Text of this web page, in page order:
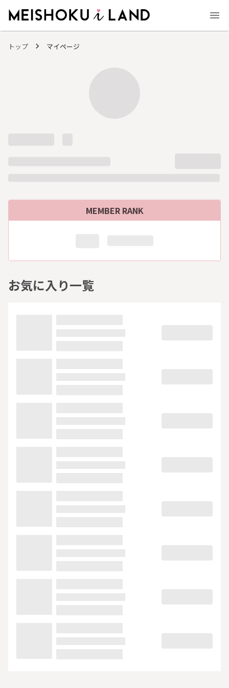
トップ マイページ
MEMBER RANK
お気に入り一覧